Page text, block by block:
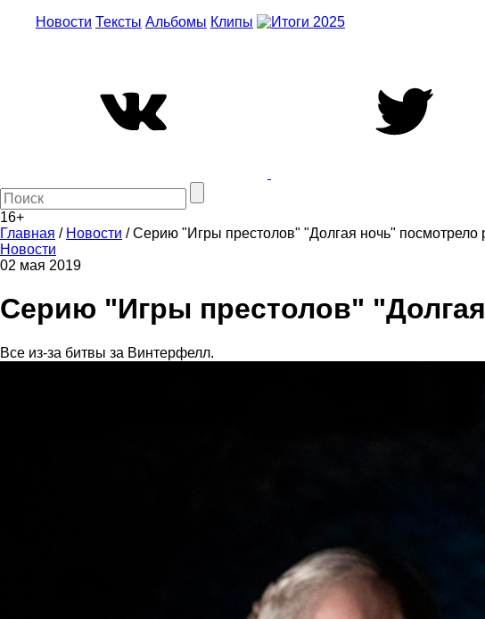
Новости Тексты Альбомы Клипы
16+
Главная / Новости /Серию "Игры престолов" "Долгая ночь" посмотрело
Новости
02 мая 2019
Серию "Игры престолов"
Все из-за битвы за Винтерфелл.